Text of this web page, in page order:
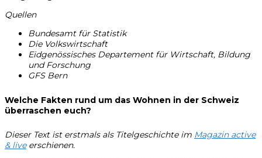
Quellen
Bundesamt für Statistik
Die Volkswirtschaft
Eidgenössisches Departement für Wirtschaft, Bildung
und Forschung
GFS Bern
Welche Fakten rund um das Wohnen in der Schweiz
überraschen euch?
Dieser Text ist erstmals als Titelgeschichte im Magazin active
& liveerschienen.